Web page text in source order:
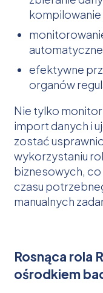
efektywne
organów
Nie tylko
import danych i
zostać
wykorzystaniu
biznesowych,
czasu
manualnych
Rosnąca rola
ośrodkiem